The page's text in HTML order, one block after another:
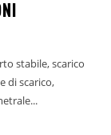
stabile, scarico
di scarico,